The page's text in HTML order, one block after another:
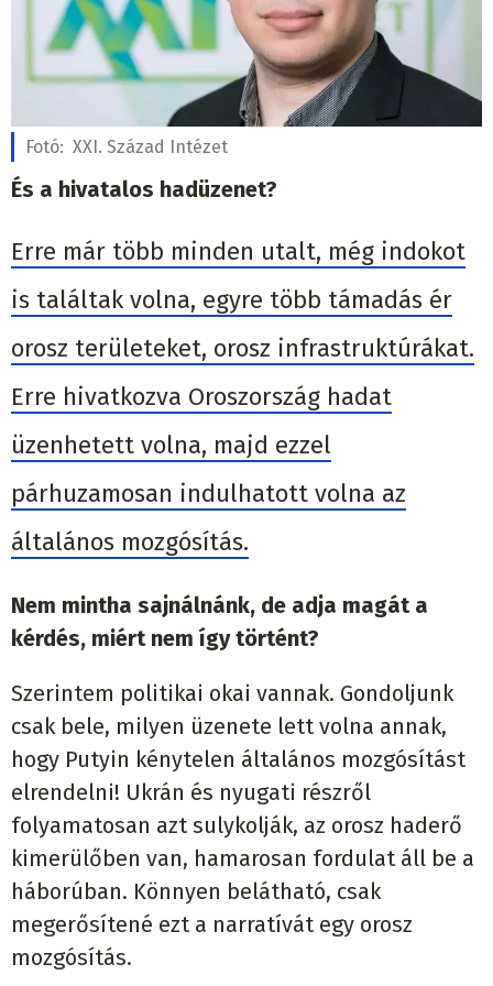
Fotó: XXI. Század Intézet
És a hivatalos hadüzenet?
Erre már több minden utalt, még indokot
is találtak volna, egyre több támadás ér
orosz területeket, orosz infrastruktúrákat.
Erre hivatkozva Oroszország hadat
üzenhetett volna, majd ezzel
párhuzamosan indulhatott volna az
általános mozgósítás.
Nem mintha sajnálnánk, de adja magát a
kérdés, miért nem így történt?
Szerintem politikai okai vannak. Gondoljunk
csak bele, milyen üzenete lett volna annak,
hogy Putyin kénytelen általános mozgósítást
elrendelni! Ukrán és nyugati részről
folyamatosan azt sulykolják, az orosz haderő
kimerülőben van, hamarosan fordulat áll be a
háborúban. Könnyen belátható, csak
megerősítené ezt a narratívát egy orosz
mozgósítás.